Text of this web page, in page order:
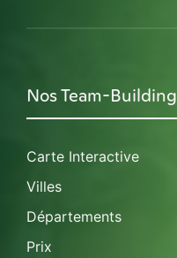
Nos Team-Building
Carte Interactive
Villes
Départements
Prix